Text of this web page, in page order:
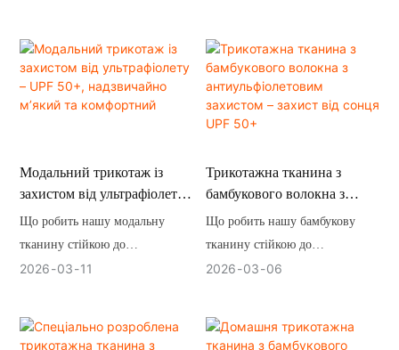
повітропроникністю, тепер
удосконалена нашою передовою
технологією захисту від
ультрафіолету, що створює
тканину ліоцел із захистом від
поєднання екологічності,
розкоші та захисту від сонця.
Модальний трикотаж із
захистом від ультрафіолету
– UPF 50+, надзвичайно
м’який та комфортний
Що робить нашу модальну
тканину стійкою до
ультрафіолетового
2026 03 11
Трикотажна тканина з
бамбукового волокна з
антиульфіолетовим
захистом – захист від сонця
UPF 50+
Що робить нашу бамбукову
тканину стійкою до
ультрафіолетового
2026 03 06